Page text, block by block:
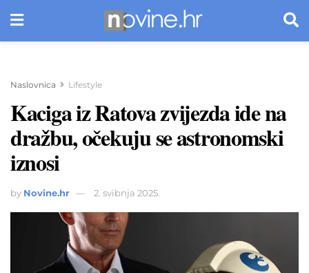
Naslovnica Lifestyle
Kaciga iz Ratova zvijezda ide na
dražbu, očekuju se astronomski
iznosi
by Novine.hr 2. svibnja 2025.